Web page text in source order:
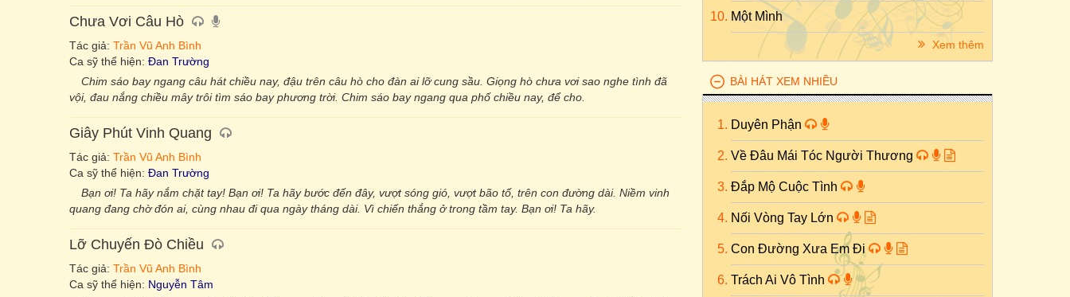
Chưa Vơi Câu Hò
Tác giả: Trần Vũ Anh Bình
Ca sỹ thể hiện: Đan Trường
Chim sáo bay ngang câu hát chiều nay, đậu trên câu hò cho đàn ai lỡ cung sầu. Giọng hò chưa vơi sao nghe tình đã
vội, đau nắng chiều mây trôi tìm sáo bay phương trời. Chim sáo bay ngang qua phố chiều nay, để cho.
Giây Phút Vinh Quang
Tác giả: Trần Vũ Anh Bình
Ca sỹ thể hiện: Đan Trường
Bạn ơi! Ta hãy nắm chặt tay! Bạn ơi! Ta hãy bước đến đây, vượt sóng gió, vượt bão tố, trên con đường dài. Niềm vinh
quang đang chờ đón ai, cùng nhau đi qua ngày tháng dài. Vì chiến thắng ở trong tầm tay. Bạn ơi! Ta hãy.
Lỡ Chuyến Đò Chiều
Tác giả: Trần Vũ Anh Bình
Ca sỹ thể hiện: Nguyễn Tâm
Một Mình
Xem thêm
BÀI HÁT XEM NHIỀU
Duyên Phận
Về Đâu Mái Tóc Người Thương
Đắp Mộ Cuộc Tình
Nối Vòng Tay Lớn
Con Đường Xưa Em Đi
Trách Ai Vô Tình